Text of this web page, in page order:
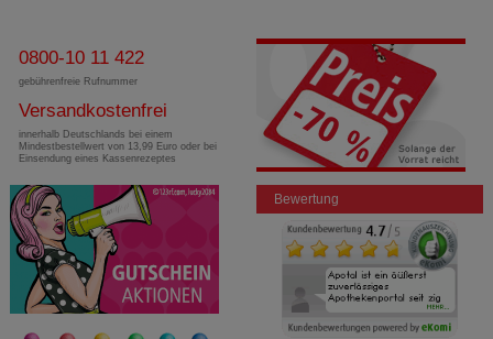
0800-10 11 422
gebührenfreie Rufnummer
Versandkostenfrei
innerhalb Deutschlands bei einem
Mindestbestellwert von 13,99 Euro oder bei
Einsendung eines Kassenrezeptes
Bewertung